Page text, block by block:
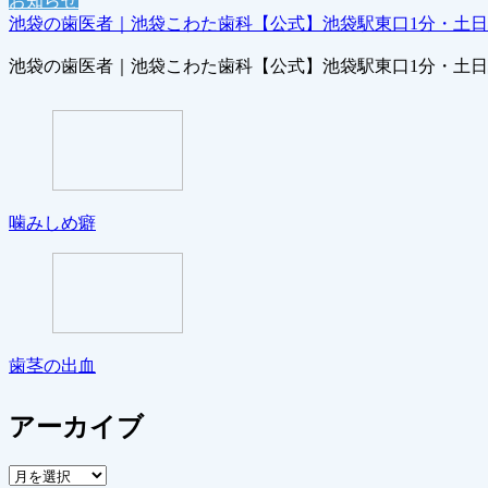
池袋の歯医者｜池袋こわた歯科【公式】池袋駅東口1分・土
池袋の歯医者｜池袋こわた歯科【公式】池袋駅東口1分・土
噛みしめ癖
歯茎の出血
アーカイブ
ア